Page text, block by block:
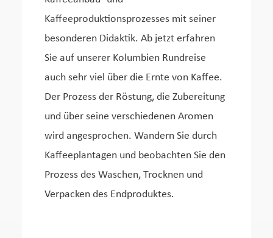
Kaffeeproduktionsprozesses mit seiner
besonderen Didaktik. Ab jetzt erfahren
Sie auf unserer Kolumbien Rundreise
auch sehr viel über die Ernte von Kaffee.
Der Prozess der Röstung, die Zubereitung
und über seine verschiedenen Aromen
wird angesprochen. Wandern Sie durch
Kaffeeplantagen und beobachten Sie den
Prozess des Waschen, Trocknen und
Verpacken des Endproduktes.